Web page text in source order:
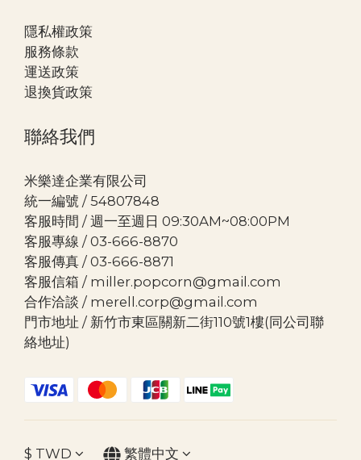
隱私權政策
服務條款
運送政策
退換貨政策
聯絡我們
米樂達企業有限公司
統一編號 / 54807848
客服時間 / 週一至週日 09:30AM~08:00PM
客服專線 / 03-666-8870
客服傳真 / 03-666-8871
客服信箱 / miller.popcorn@gmail.com
合作洽談 / merell.corp@gmail.com
門市地址 / 新竹市東區關新二街110號1樓(同公司聯
絡地址)
$ TWD 繁體中文